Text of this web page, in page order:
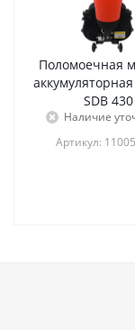
Поломоечная
SDB 430
Наличие
Артикул: